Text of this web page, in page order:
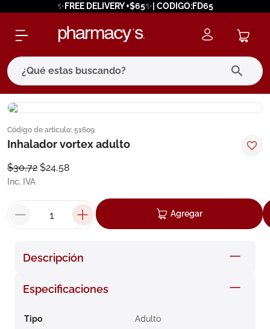
✨FREE DELIVERY +$65✨| CODIGO:FD65
¿Qué estas buscando?
Código de artículo: 51609
Inhalador vortex adulto
$30,72 $24,58
Inc. IVA
Agregar
Descripción
Especificaciones
Tipo Adulto
términos más buscados
1. eucerin
3 bioderma
cerave
7. isdin
10.pañales